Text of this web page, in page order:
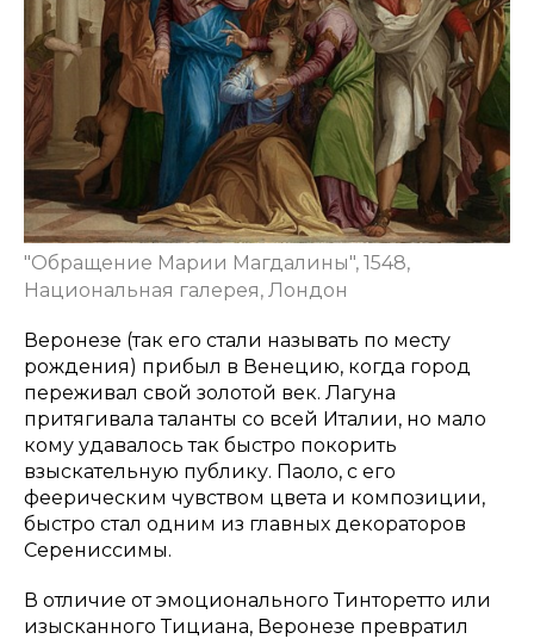
"Обращение Марии Магдалины", 1548,
Национальная галерея, Лондон
Веронезе (так его стали называть по месту
рождения) прибыл в Венецию, когда город
переживал свой золотой век. Лагуна
притягивала таланты со всей Италии, но мало
кому удавалось так быстро покорить
взыскательную публику. Паоло, с его
феерическим чувством цвета и композиции,
быстро стал одним из главных декораторов
Серениссимы.
В отличие от эмоционального Тинторетто или
изысканного Тициана, Веронезе превратил